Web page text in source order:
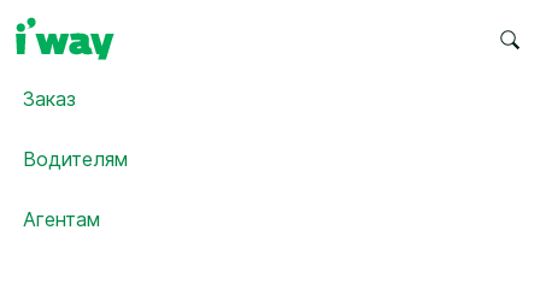
Заказ
Водителям
Агентам